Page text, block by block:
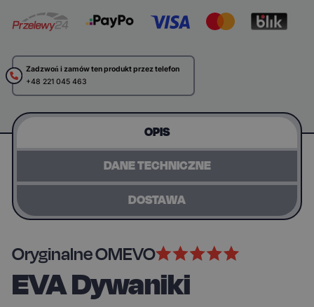
Zadzwoń i zamów ten produkt przez telefon
+48 221 045 463
OPIS
DANE TECHNICZNE
DOSTAWA
Oryginalne OMEVO
EVA Dywaniki